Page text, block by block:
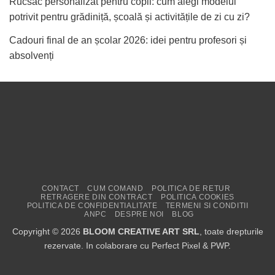
potrivit pentru grădiniță, școală și activitățile de zi cu zi?
Cadouri final de an școlar 2026: idei pentru profesori și
absolvenți
CONTACT CUM COMAND
POLITICA DE RETUR
RETRAGERE DIN CONTRACT
POLITICA COOKIES
POLITICA DE CONFIDENTIALITATE
TERMENI SI CONDITII
ANPC
DESPRE NOI BLOG
Copyright © 2026 BLOOM CREATIVE ART SRL, toate drepturile
rezervate. In colaborare cu Perfect Pixel & PWP.